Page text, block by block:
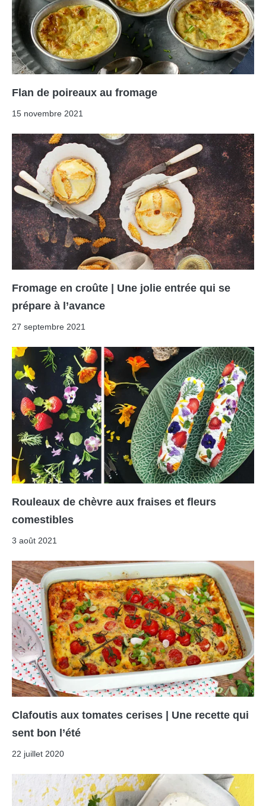
Flan de poireaux au fromage
15 novembre 2021
Fromage en croûte | Une jolie entrée qui se
prépare à l’avance
27 septembre 2021
Rouleaux de chèvre aux fraises et fleurs
comestibles
3 août 2021
Clafoutis aux tomates cerises | Une recette qui
sent bon l’été
22 juillet 2020